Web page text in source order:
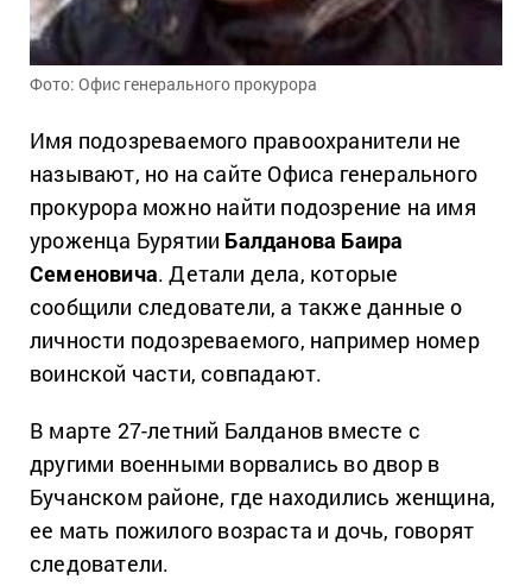
Фото: Офис генерального прокурора
Имя подозреваемого правоохранители не
называют, но на сайте Офиса генерального
прокурора можно найти подозрение на имя
уроженца Бурятии Балданова Баира
Семеновича. Детали дела, которые
сообщили следователи, а также данные о
личности подозреваемого, например номер
воинской части, совпадают.
В марте 27-летний Балданов вместе с
другими военными ворвались во двор в
Бучанском районе, где находились женщина,
ее мать пожилого возраста и дочь, говорят
следователи.